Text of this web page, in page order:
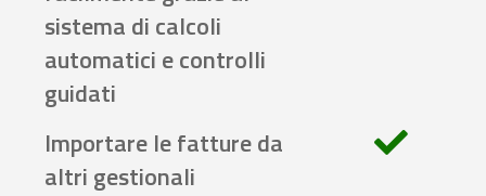
sistema di calcoli
automatici e controlli
guidati
Importare le fatture da
altri gestionali